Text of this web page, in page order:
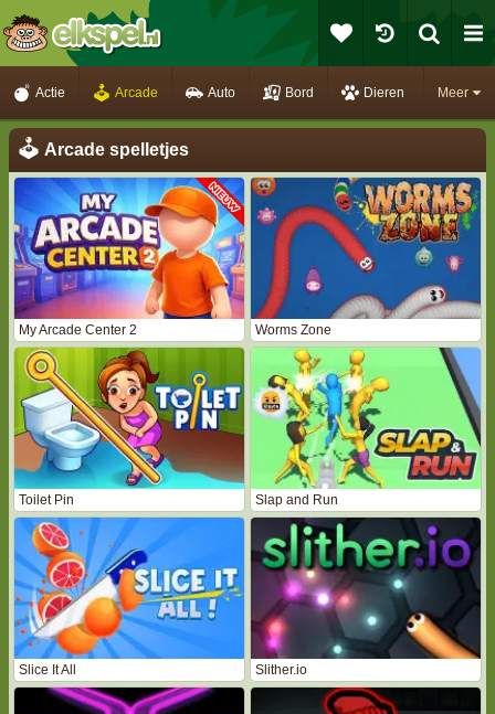
Meer
Actie Arcade Auto Bord Dieren
Arcade spelletjes
My Arcade Center 2 Worms Zone
Toilet Pin Slap and Run
Slice It All Slither.io